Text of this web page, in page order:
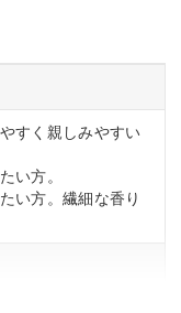
すく親しみやすい
い方。
い方。繊細な香り